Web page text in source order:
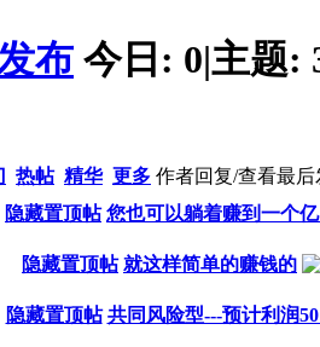
布 今日: 0|主题:
热帖 精华 更多 作者回复/查看最后
隐藏置顶帖 您也可以躺着赚到一个
隐藏置顶帖 就这样简单的赚钱的
隐藏置顶帖 共同风险型---预计利润